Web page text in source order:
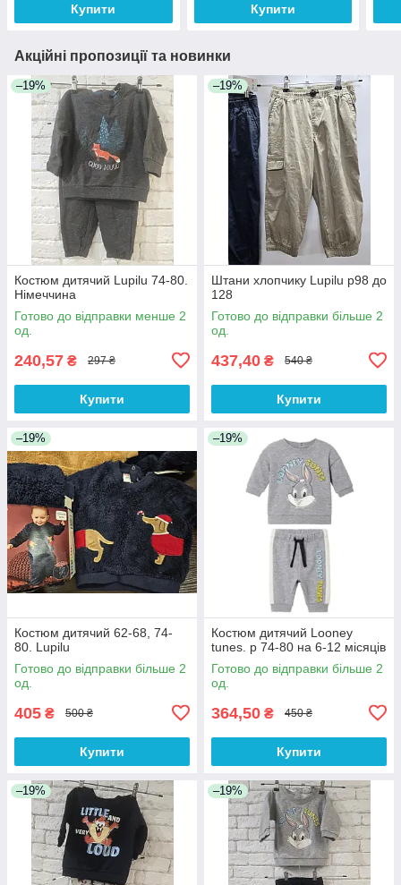
Купити Купити
Акційні пропозиції та новинки
–19%
Костюм дитячий Lupilu 74-80.
Німеччина
Готово до відправки менше 2
од.
240,57 ₴ 297 ₴
Купити
–19%
Штани хлопчику Lupilu р98 до
128
Готово до відправки більше 2
од.
437,40 ₴ 540 ₴
Купити
–19%
Костюм дитячий 62-68, 74-
80. Lupilu
Готово до відправки більше 2
од.
405 ₴ 500 ₴
Купити
–19%
Костюм дитячий Looney
tunes. р 74-80 на 6-12 місяців
Готово до відправки більше 2
од.
364,50 ₴ 450 ₴
Купити
–19% –19%